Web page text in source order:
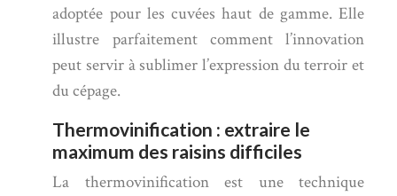
adoptée pour les cuvées haut de gamme. Elle
illustre parfaitement comment l’innovation
peut servir à sublimer l’expression du terroir et
du cépage.
Thermovinification : extraire le
maximum des raisins difficiles
La thermovinification est une technique